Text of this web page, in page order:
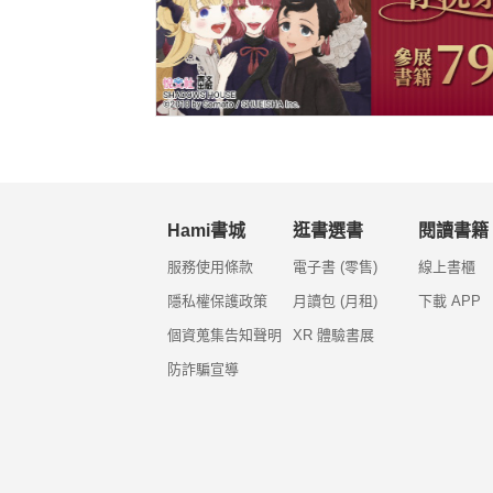
Hami書城
服務使用條款
隱私權保護政策
個資蒐集告知聲明
防詐騙宣導
逛書選書
電子書 (零售)
月讀包 (月租)
XR 體驗書展
閱讀書籍
線上書櫃
下載 APP